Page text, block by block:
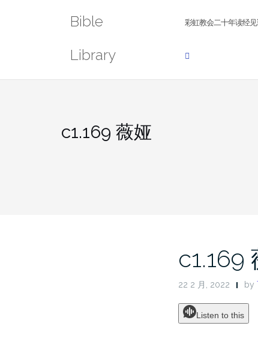
Bible
Library
彩虹教会二十年读经
c1.169 薇娅
c1.169
22 2 月, 2022 by
Listen to this